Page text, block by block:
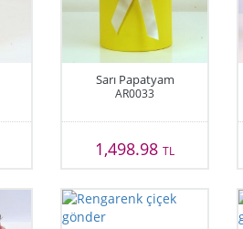
Sarı Papatyam
AR0033
1,498.98TL